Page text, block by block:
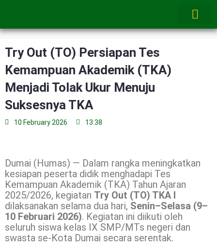
Try Out (TO) Persiapan Tes
Kemampuan Akademik (TKA)
Menjadi Tolak Ukur Menuju
Suksesnya TKA
10 February 2026 13:38
Dumai (Humas) — Dalam rangka meningkatkan
kesiapan peserta didik menghadapi Tes
Kemampuan Akademik (TKA) Tahun Ajaran
2025/2026, kegiatan Try Out (TO) TKA I
dilaksanakan selama dua hari, Senin–Selasa (9–
10 Februari 2026). Kegiatan ini diikuti oleh
seluruh siswa kelas IX SMP/MTs negeri dan
swasta se-Kota Dumai secara serentak.